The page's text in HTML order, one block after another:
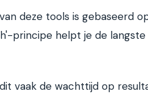
deze tools is gebaseerd
principe helpt je de
vaak de wachttijd op